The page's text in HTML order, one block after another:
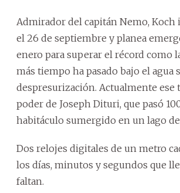
Admirador del capitán Nemo, Koch
el 26 de septiembre y planea
enero para superar el récord como
más tiempo ha pasado bajo el agua
despresurización. Actualmente ese
poder de Joseph Dituri, que pasó
habitáculo sumergido en un lago
Dos relojes digitales de un metro
los días, minutos y segundos que
faltan.